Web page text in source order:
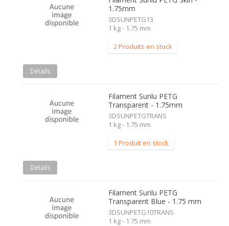
1.75mm
3DSUNPETG13
1 kg - 1.75 mm
2 Produits en stock
Détails
Filament Sunlu PETG
Transparent - 1.75mm
3DSUNPETGTRANS
1 kg - 1.75 mm
1 Produit en stock
Détails
Filament Sunlu PETG
Transparent Blue - 1.75 mm
3DSUNPETG10TRANS
1 kg - 1.75 mm